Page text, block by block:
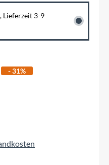
Lieferzeit 3-9
- 31%